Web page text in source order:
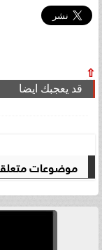
⇧
قد يعجبك ايضا
موضوعات